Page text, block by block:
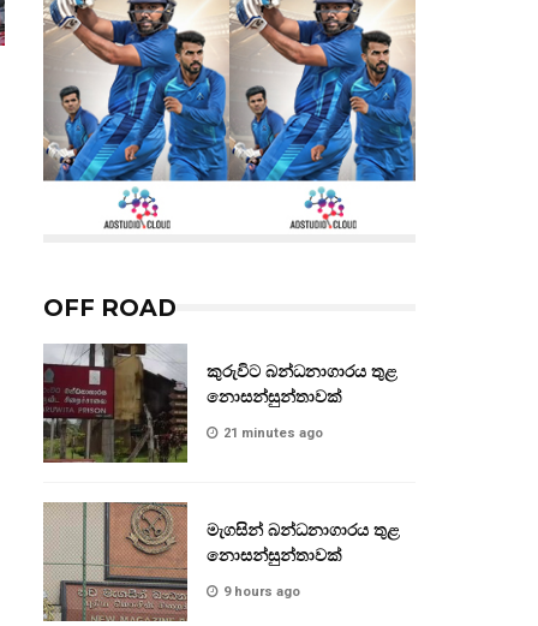
OFF ROAD
කුරුවිට බන්ධනාගාරය තුළ
නොසන්සුන්තාවක්
21 minutes ago
මැගසින් බන්ධනාගාරය තුළ
නොසන්සුන්තාවක්
9 hours ago